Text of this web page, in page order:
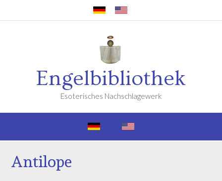
Engelbibliothek
Esoterisches Nachschlagewerk
Antilope